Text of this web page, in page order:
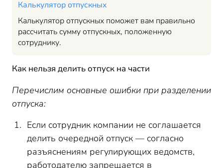
Калькулятор отпускных
Калькулятор отпускных поможет вам правильно
рассчитать сумму отпускных, положенную
сотруднику.
Как нельзя делить отпуск на части
Перечислим основные ошибки при разделении
отпуска:
Если сотрудник компании не соглашается
делить очередной отпуск — согласно
разъяснениям регулирующих ведомств,
работодателю запрещается в